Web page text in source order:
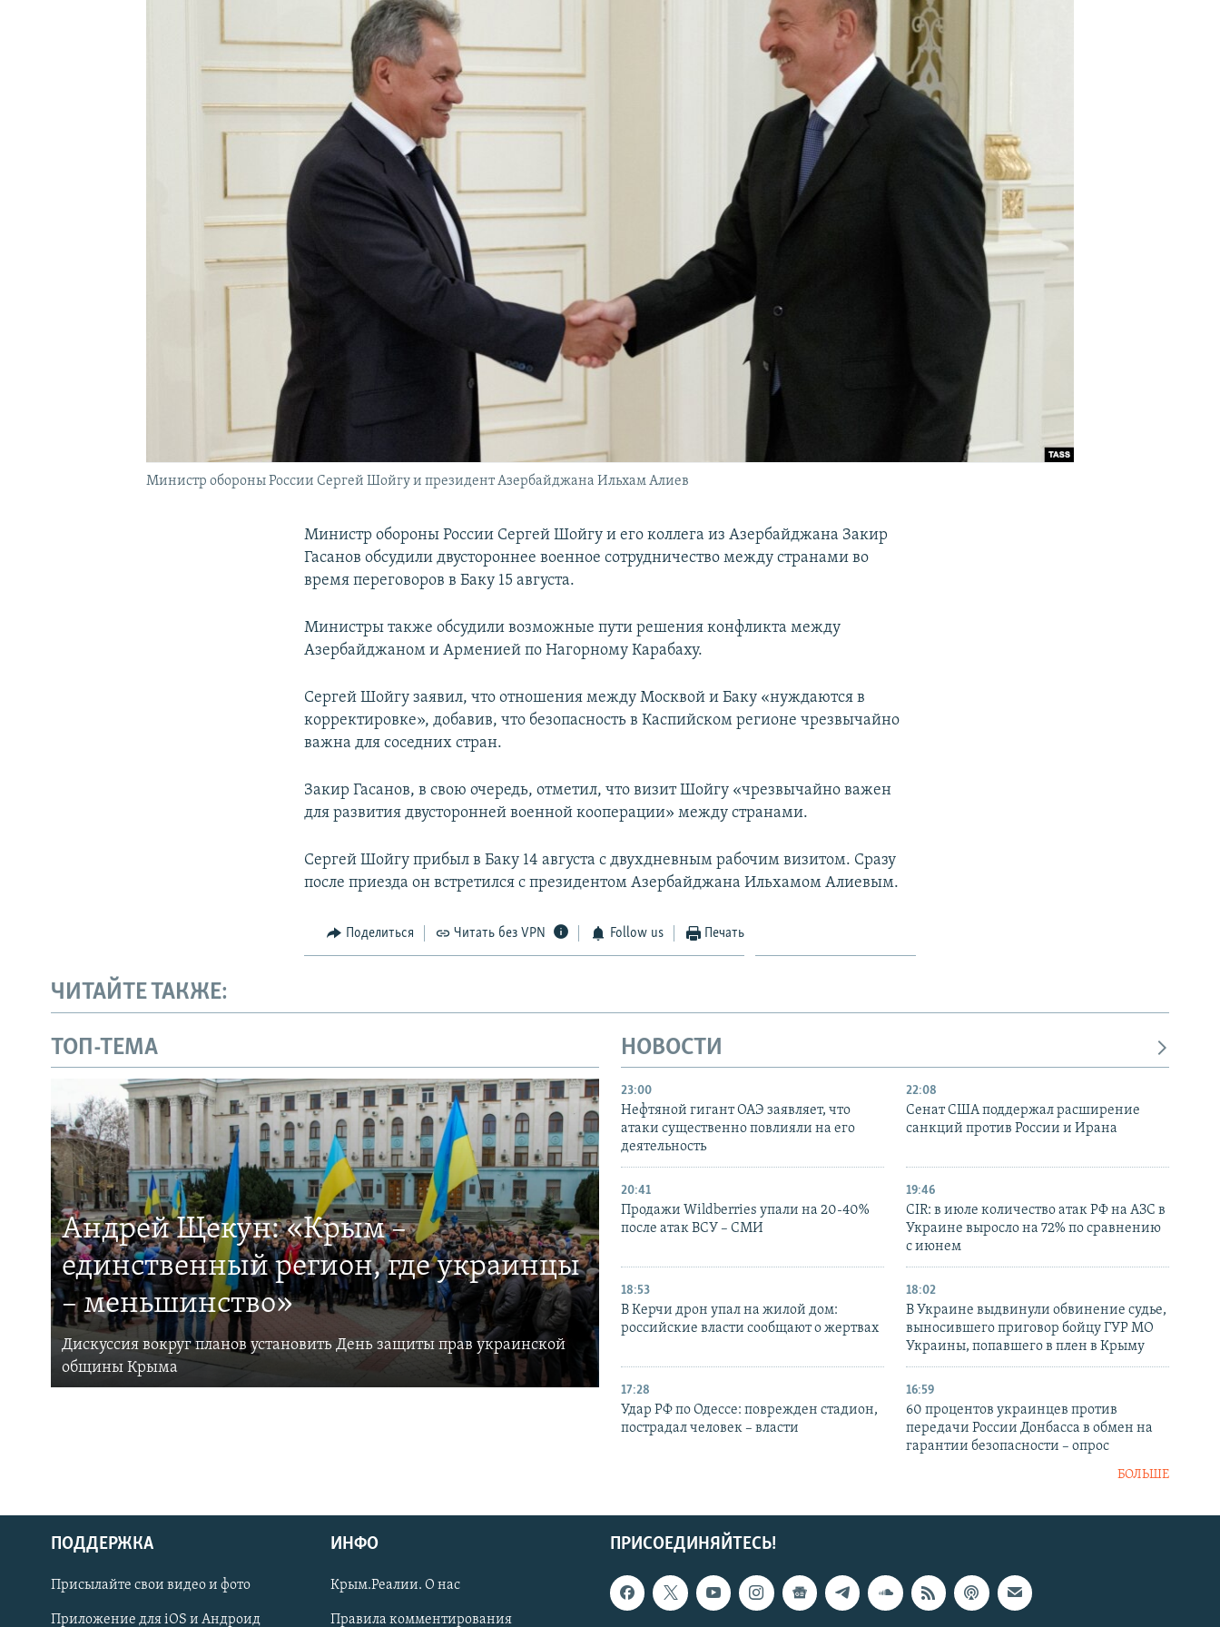
УКРАИНСКАЯ ПРОБЛЕМА КРЫМА
Українською
Qırımtatar
Министр обороны России Сергей Шойгу и президент Азербайджана Ильхам Алиев
Министр обороны России Сергей Шойгу и его коллега из Азербайджана Закир
Гасанов обсудили двустороннее военное сотрудничество между странами во
время переговоров в Баку 15 августа.
Министры также обсудили возможные пути решения конфликта между
Азербайджаном и Арменией по Нагорному Карабаху.
Сергей Шойгу заявил, что отношения между Москвой и Баку «нуждаются в
корректировке», добавив, что безопасность в Каспийском регионе чрезвычайно
важна для соседних стран.
Закир Гасанов, в свою очередь, отметил, что визит Шойгу «чрезвычайно важен
для развития двусторонней военной кооперации» между странами.
Сергей Шойгу прибыл в Баку 14 августа с двухдневным рабочим визитом. Сразу
после приезда он встретился с президентом Азербайджана Ильхамом Алиевым.
Поделиться Читать без VPN Follow us Печать
ЧИТАЙТЕ ТАКЖЕ:
ТОП-ТЕМА
Андрей Щекун: «Крым –
единственный регион, где украинцы
– меньшинство»
Дискуссия вокруг планов установить День защиты прав украинской
общины Крыма
НОВОСТИ
23:00
Нефтяной гигант ОАЭ заявляет, что
атаки существенно повлияли на его
деятельность
22:08
Сенат США поддержал расширение
санкций против России и Ирана
20:41
Продажи Wildberries упали на 20-40%
после атак ВСУ – СМИ
19:46
CIR: в июле количество атак РФ на АЗС в
Украине выросло на 72% по сравнению
с июнем
18:53
В Керчи дрон упал на жилой дом:
российские власти сообщают о жертвах
18:02
В Украине выдвинули обвинение судье,
выносившего приговор бойцу ГУР МО
Украины, попавшего в плен в Крыму
17:28
Удар РФ по Одессе: поврежден стадион,
пострадал человек – власти
16:59
60 процентов украинцев против
передачи России Донбасса в обмен на
гарантии безопасности – опрос
БОЛЬШЕ
ПРИСОЕДИНЯЙТЕСЬ!
ПОДДЕРЖКА
Присылайте свои видео и фото
Приложение для iOS и Андроид
ИНФО
Крым.Реалии. О нас
Правила комментирования